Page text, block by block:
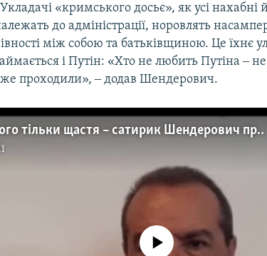
«кримського досьє», як усі
до адміністрації, норовлять
між собою та батьківщиною. Це їхнє
і Путін: «Хто не любить Путіна ‒
проходили», ‒ додав Шендерович.
Мені від цього тільки щастя – сатирик Шендерович про внесення його імені у «кримське досьє» (відео)
No media source currently available